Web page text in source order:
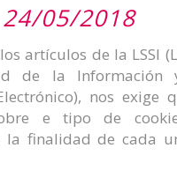
24/05/2018
artículos de la LSSI
de la Información
nos exige
e tipo de
la finalidad de cada